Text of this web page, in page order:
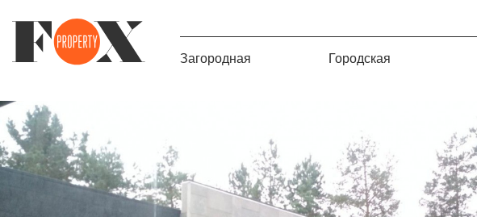
Загородная Городская